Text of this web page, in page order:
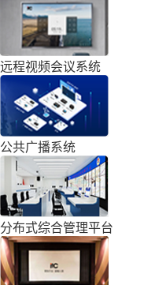
远程视频会议系统
公共广播系统
分布式综合管理平台